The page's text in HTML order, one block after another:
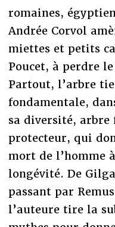
romaines,
Andrée Corvol
miettes et petits
Poucet, à perdre
Partout, l’arbre
fondamentale,
sa diversité,
protecteur, qui
mort de l’homme
longévité. De
passant par
l’auteure tire la